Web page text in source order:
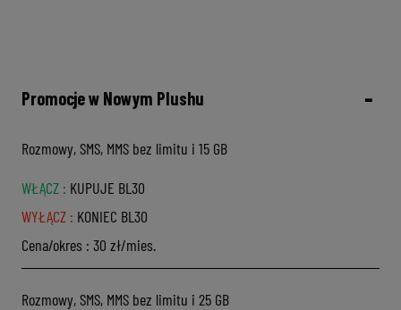
Hulajnogi
Laptopy i tablety
Telewizory i konsole
Akcesoria
Mapa zasięgu
Zarejestruj numer
Krótkie kody
Usługi dodatkowe
Amazon Prime
Apple TV
Disney+
HBO Max
Kontakt
Deklaracja dostępności cyfrowej
Promocje w Nowym Plushu
Rozmowy, SMS, MMS bez limitu i 15 GB
WŁĄCZ : KUPUJE BL30
WYŁĄCZ : KONIEC BL30
Cena/okres : 30 zł/mies.
Rozmowy, SMS, MMS bez limitu i 25 GB